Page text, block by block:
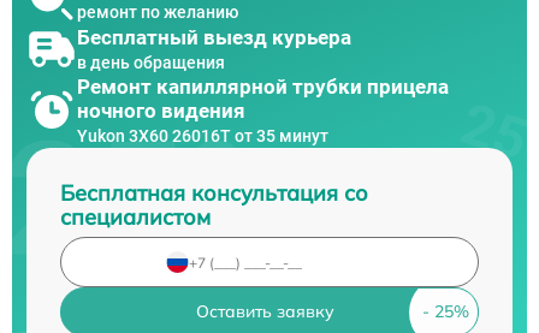
ремонт по желанию
Бесплатный выезд курьера
в день обращения
Ремонт капиллярной трубки прицела
ночного видения
Yukon 3Х60 26016Т от 35 минут
Бесплатная консультация со
специалистом
Оставить заявку